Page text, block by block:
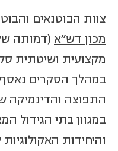
צוות הבוטנאים
מכון דש"א (דמותה
מקצועית ושיטתית
במהלך הסקרים נאסף
התפוצה והדינמיקה
במגוון בתי הגידול
והיחידות